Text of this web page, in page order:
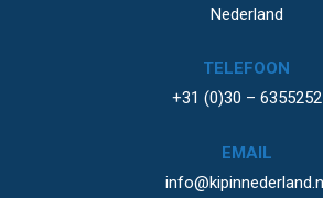
Nederland
TELEFOON
+31 (0)30 – 6355252
EMAIL